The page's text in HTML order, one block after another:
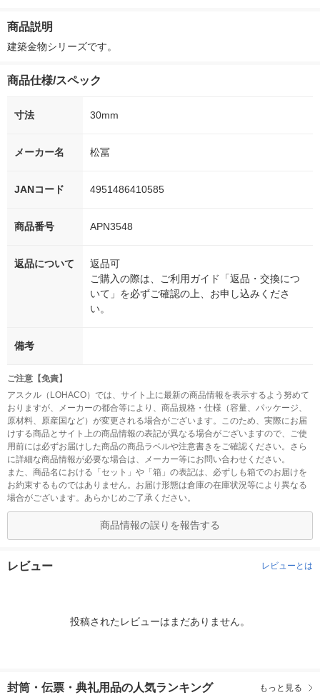
シ） オリジナル
商品説明
建築金物シリーズです。
商品仕様/スペック
寸法 30mm
メーカー名 松冨
JANコード 4951486410585
商品番号 APN3548
返品について
返品可
ご購入の際は、ご利用ガイド「返品・交換につ
いて」を必ずご確認の上、お申し込みくださ
い。
備考
ご注意【免責】
アスクル（LOHACO）では、サイト上に最新の商品情報を表示するよう努めて
おりますが、メーカーの都合等により、商品規格・仕様（容量、パッケージ、
原材料、原産国など）が変更される場合がございます。このため、実際にお届
けする商品とサイト上の商品情報の表記が異なる場合がございますので、ご使
用前には必ずお届けした商品の商品ラベルや注意書きをご確認ください。さら
に詳細な商品情報が必要な場合は、メーカー等にお問い合わせください。
また、商品名における「セット」や「箱」の表記は、必ずしも箱でのお届けを
お約束するものではありません。お届け形態は倉庫の在庫状況等により異なる
場合がございます。あらかじめご了承ください。
商品情報の誤りを報告する
レビュー レビューとは
投稿されたレビューはまだありません。
封筒・伝票・典礼用品の人気ランキング もっと見る